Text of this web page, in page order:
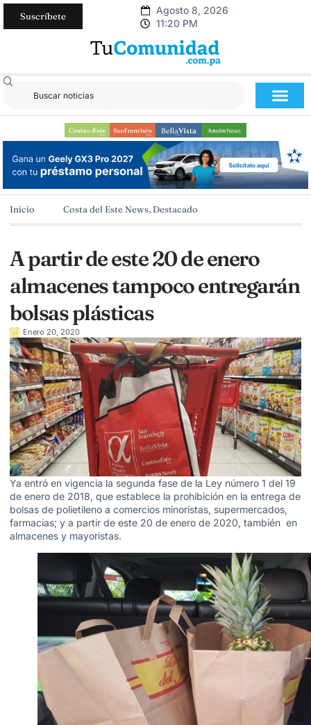
Suscríbete
Agosto 8, 2026
11:20 PM
Inicio Costa del Este News, Destacado
A partir de este 20 de enero
almacenes tampoco entregarán
bolsas plásticas
Enero 20, 2020
Ya entró en vigencia la segunda fase de la Ley número 1 del 19
de enero de 2018, que establece la prohibición en la entrega de
bolsas de polietileno a comercios minoristas, supermercados,
farmacias; y a partir de este 20 de enero de 2020, también en
almacenes y mayoristas.